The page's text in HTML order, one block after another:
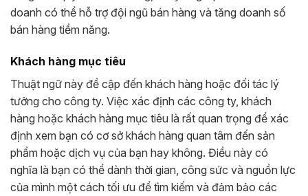
doanh có thể hỗ trợ đội ngũ bán hàng và tăng doanh số
bán hàng tiềm năng.
Khách hàng mục tiêu
Thuật ngữ này đề cập đến khách hàng hoặc đối tác lý
tưởng cho công ty. Việc xác định các công ty, khách
hàng hoặc khách hàng mục tiêu là rất quan trọng để xác
định xem bạn có cơ sở khách hàng quan tâm đến sản
phẩm hoặc dịch vụ của bạn hay không. Điều này có
nghĩa là bạn có thể dành thời gian, công sức và nguồn lực
của mình một cách tối ưu để tìm kiếm và đảm bảo các